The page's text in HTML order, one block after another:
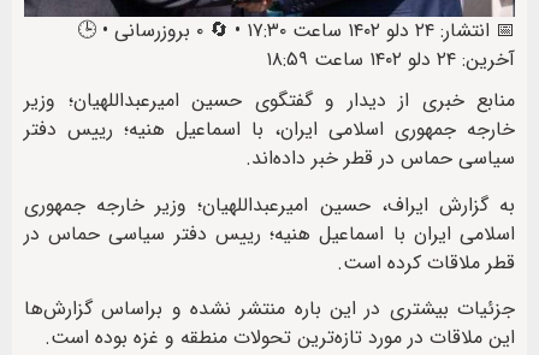
📅 انتشار: ۲۴ دلو ۱۴۰۲ ساعت ۱۷:۳۰ • 🔄 ۰ بروزرسانی • 🕒
آخرین: ۲۴ دلو ۱۴۰۲ ساعت ۱۸:۵۹
منابع خبری از دیدار و گفتگوی حسین امیرعبداللهیان؛ وزیر
خارجه جمهوری اسلامی ایران، با اسماعیل هنیه؛ رییس دفتر
سیاسی حماس در قطر خبر داده‌اند.
به گزارش ایراف، حسین امیرعبداللهیان؛ وزیر خارجه جمهوری
اسلامی ایران با اسماعیل هنیه؛ رییس دفتر سیاسی حماس در
قطر ملاقات کرده است.
جزئیات بیشتری در این باره منتشر نشده و براساس گزارش‌ها
این ملاقات در مورد تازه‌ترین تحولات منطقه و غزه بوده است.